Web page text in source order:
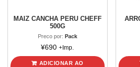
MAIZ CANCHA PERU CHEFF
500G
Preco por: Pack
¥690 +Imp.
ADICIONAR AO